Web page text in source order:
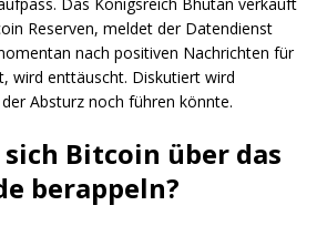
Reserven, meldet der Datendienst
nach positiven Nachrichten für
wird enttäuscht. Diskutiert wird
Absturz noch führen könnte.
sich Bitcoin über das
berappeln?